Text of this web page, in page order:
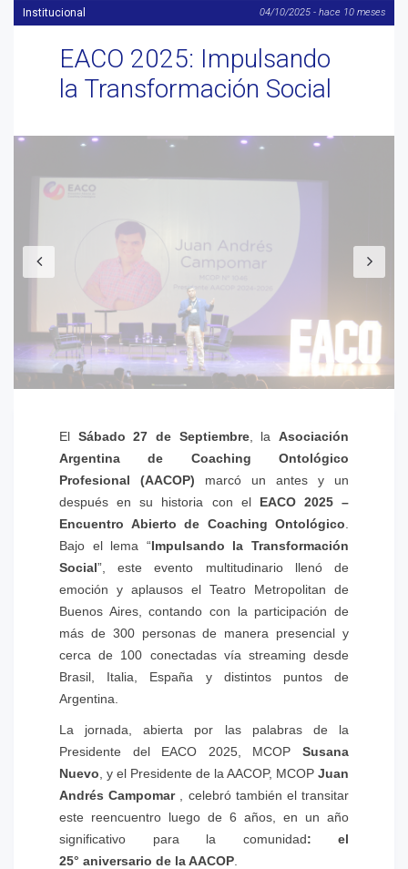
Institucional 04/10/2025 - hace 10 meses
EACO 2025: Impulsando
la Transformación Social
Anterior
El Sábado 27 de Septiembre, laAsociación
Argentina de Coaching Ontológico
Profesional (AACOP) marcó un antes y un
después en su historia con el EACO 2025 –
Encuentro Abierto de Coaching Ontológico
Bajo el lema “Impulsando la Transformación
Social”, este evento multitudinario llenó de
emoción y aplausos el Teatro Metropolitan de
Buenos Aires, contando con la participación de
más de 300 personas de manera presencial y
cerca de 100 conectadas vía streaming desde
Brasil, Italia, España y distintos puntos de
Argentina.
La jornada, abierta por las palabras de la
Presidente del EACO 2025, MCOP Susana
Nuevo , y el Presidente de la AACOP, MCOP Juan
Andrés Campomar, celebró también el transitar
este reencuentro luego de 6 años, en un año
significativo para la comunidad: el
25° aniversario de la AACOP